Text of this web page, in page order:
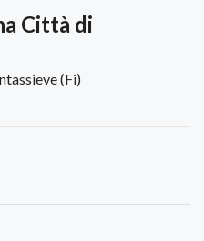
Città di
(Fi)